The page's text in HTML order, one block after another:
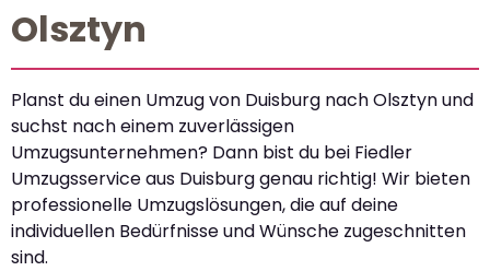
Olsztyn
Planst du einen Umzug von Duisburg nach Olsztyn und
suchst nach einem zuverlässigen
Umzugsunternehmen? Dann bist du bei Fiedler
Umzugsservice aus Duisburg genau richtig! Wir bieten
professionelle Umzugslösungen, die auf deine
individuellen Bedürfnisse und Wünsche zugeschnitten
sind.